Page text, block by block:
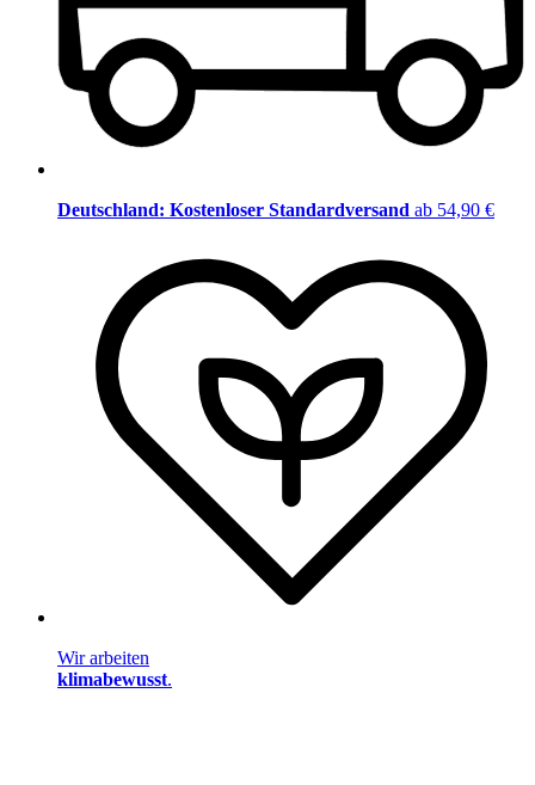
Deutschland: Kostenloser Standardversand ab 54,90 €
Wir arbeiten
klimabewusst.